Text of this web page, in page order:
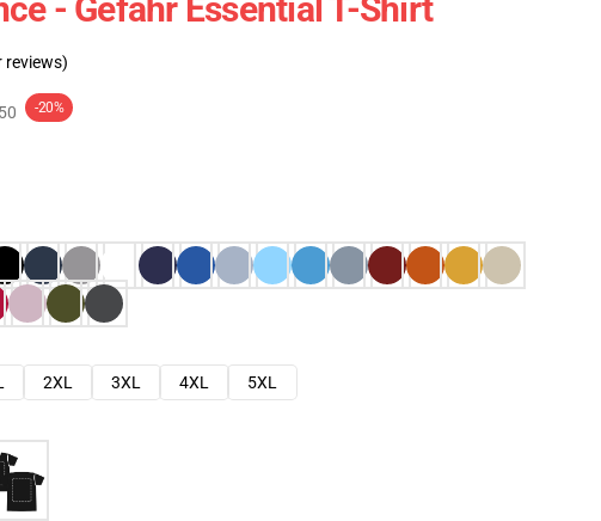
- Gefahr Essential T-Shirt
reviews)
-20%
2XL 3XL 4XL
5XL